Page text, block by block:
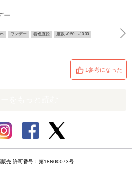
ー
ワンデー 着色直径 度数 -0.50~ -10.00
1参考になった
売 許可番号：第18N00073号